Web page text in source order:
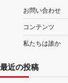
お問い合わせ
コンテンツ
私たちは誰か
最近の投稿